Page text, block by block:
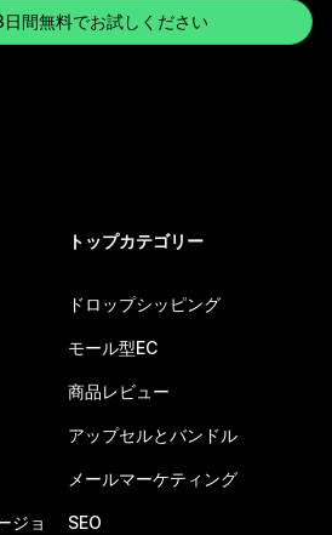
間無料でお試しください
ジョ
トップカテゴリー
ドロップシッピング
モール型EC
商品レビュー
アップセルとバンドル
メールマーケティング
SEO